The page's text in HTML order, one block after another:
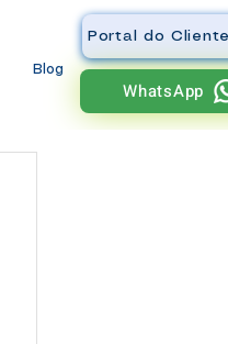
Blog
Portal do Cliente
WhatsApp